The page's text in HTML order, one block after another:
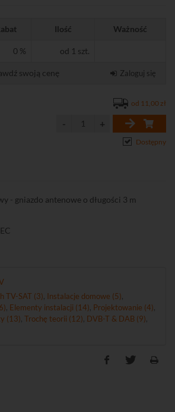
Ilość Ważność
0 % od 1 szt.
swoją cenę Zaloguj się
od 11,00 zł
Dostępny
- gniazdo antenowe o długości 3 m
TV-SAT (3) Instalacje domowe (5)
Elementy instalacji (14) Projektowanie (4)
(13) Trochę teorii (12) DVB-T & DAB (9)